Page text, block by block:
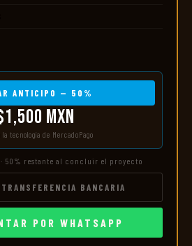
ANTICIPO — 50%
MXN
la tecnología de MercadoPago
50% restante al concluir el proyecto
BANCARIA
POR WHATSAPP